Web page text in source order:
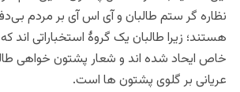
نظاره گر ستم طالبان و آی اس آی بر مردم
هستند؛ زیرا طالبان یک گروۀ استخباراتی اند
خاص ایحاد شده اند و شعار پشتون خواهی
عریانی بر گلوی پشتون ها است.